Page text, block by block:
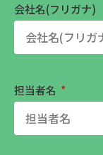
会社名(フリガナ)
担当者名